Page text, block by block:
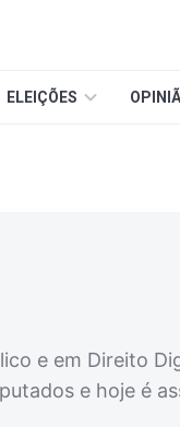
ELEIÇÕES
e em Direito
e hoje é